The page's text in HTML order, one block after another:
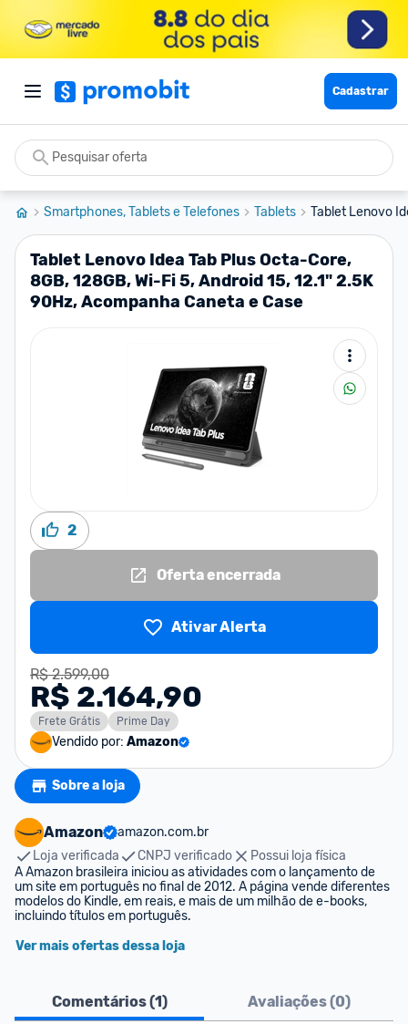
Cadastrar
Smartphones, Tablets e Telefones Tablets Tablet Lenovo
Tablet Lenovo Idea Tab Plus Octa-Core,
8GB, 128GB, Wi-Fi 5, Android 15, 12.1" 2.5K
90Hz, Acompanha Caneta e Case
2
Oferta encerrada
Ativar Alerta
R$ 2.599,00
R$ 2.164,90
Frete Grátis Prime Day
Vendido por: Amazon
Sobre a loja
Amazon
amazon.com.br
Loja verificada
CNPJ verificado
Possui loja física
A Amazon brasileira iniciou as atividades com o lançamento de
um site em português no final de 2012. A página vende diferentes
modelos do Kindle, em reais, e mais de um milhão de e-books,
incluindo títulos em português.
Ver mais ofertas dessa loja
Comentários (1) Avaliações (0)